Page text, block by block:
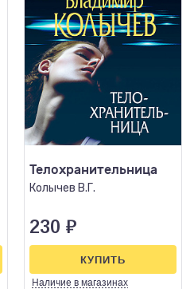
Телохранительница
Колычев В.Г.
230 ₽
Наличие в магазинах
КУПИТЬ